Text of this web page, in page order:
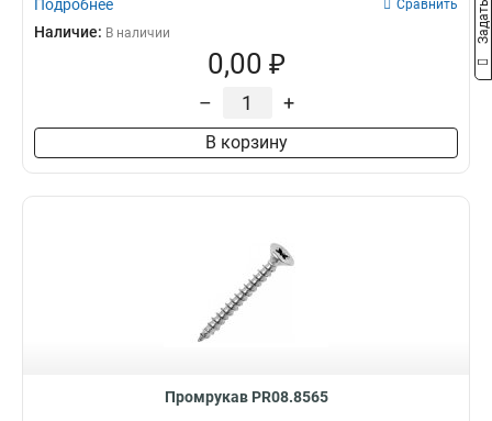
Подробнее Сравнить
Наличие: В наличии
0,00 ₽
– +
В корзину
Промрукав PR08.8565